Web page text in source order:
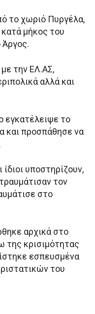
το χωριό Πυργέλα,
μήκος του
την ΕΛ.ΑΣ,
αλλά και
εγκατέλειψε το
και προσπάθησε να
υποστηρίζουν,
τον
στο
αρχικά στο
της κρισιμότητας
εσπευσμένα
του